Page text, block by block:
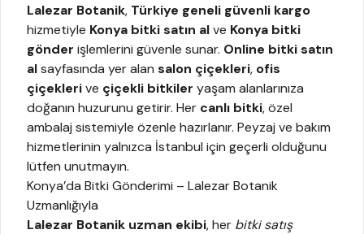
Lalezar Botanik, Türkiye geneli güvenli kargo
hizmetiyle Konya bitki satın alve Konya bitki
gönder işlemlerini güvenle sunar. Online bitki satın
alsayfasında yer alan salon çiçekleri, ofis
çiçeklerive çiçekli bitkiler yaşam alanlarınıza
doğanın huzurunu getirir. Her canlı bitki, özel
ambalaj sistemiyle özenle hazırlanır. Peyzaj ve bakım
hizmetlerinin yalnızca İstanbul için geçerli olduğunu
lütfen unutmayın.
Konya’da Bitki Gönderimi – Lalezar Botanik
Uzmanlığıyla
Lalezar Botanik uzman ekibi, her bitki satış